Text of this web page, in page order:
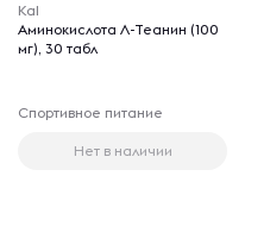
Kal
Аминокислота Л-Теанин (100
мг), 30 табл
Спортивное питание
Нет в наличии